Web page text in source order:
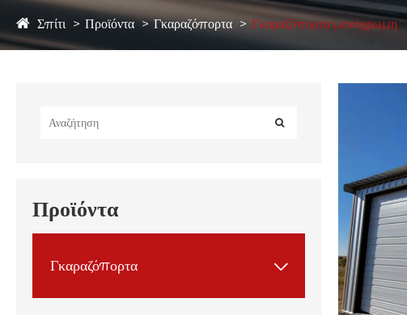
Σπίτι Προϊόντα Γκαραζόπορτα Γκαραζόπορτα μονόχρωμη
Προϊόντα
Γκαραζόπορτα 